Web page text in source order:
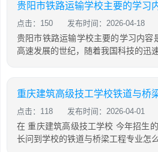
贵阳市铁路运输学校主要的学习
点击：150 发布时间：2026-04-18
贵阳市铁路运输学校主要的学习内容
高速发展的世纪，随着我国科技的迅
点击：118 发布时间：2026-04-01
在 重庆建筑高级技工学校 今年招生
长问到学校的铁道与桥梁工程专业怎